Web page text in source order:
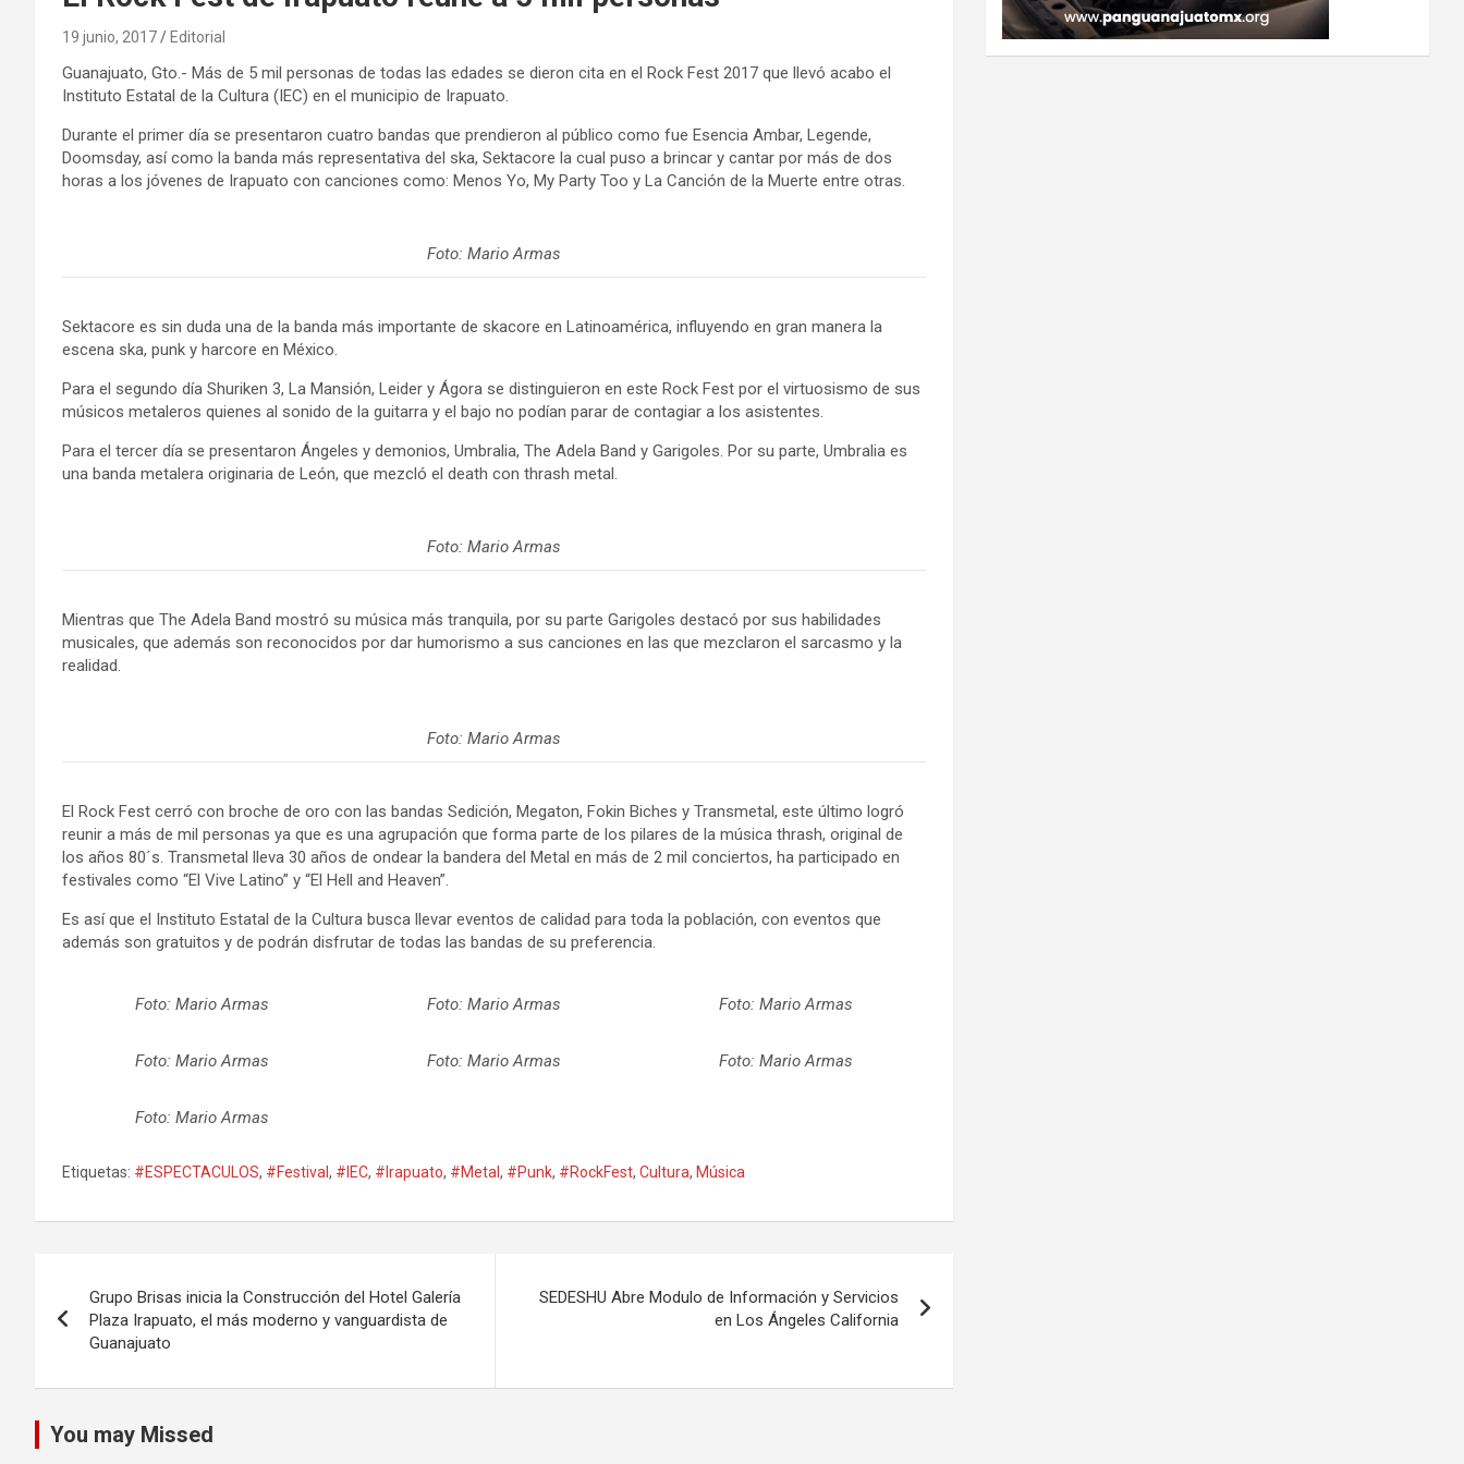
19 junio, 2017 Editorial
Guanajuato, Gto.- Más de 5 mil personas de todas las edades se dieron cita en el Rock Fest 2017 que llevó acabo el
Instituto Estatal de la Cultura (IEC) en el municipio de Irapuato.
Durante el primer día se presentaron cuatro bandas que prendieron al público como fue Esencia Ambar, Legende,
Doomsday, así como la banda más representativa del ska, Sektacore la cual puso a brincar y cantar por más de dos
horas a los jóvenes de Irapuato con canciones como: Menos Yo, My Party Too y La Canción de la Muerte entre otras.
Foto: Mario Armas
Sektacore es sin duda una de la banda más importante de skacore en Latinoamérica, influyendo en gran manera la
escena ska, punk y harcore en México.
Para el segundo día Shuriken 3, La Mansión, Leider y Ágora se distinguieron en este Rock Fest por el virtuosismo de sus
músicos metaleros quienes al sonido de la guitarra y el bajo no podían parar de contagiar a los asistentes.
Para el tercer día se presentaron Ángeles y demonios, Umbralia, The Adela Band y Garigoles. Por su parte, Umbralia es
una banda metalera originaria de León, que mezcló el death con thrash metal.
Foto: Mario Armas
Mientras que The Adela Band mostró su música más tranquila, por su parte Garigoles destacó por sus habilidades
musicales, que además son reconocidos por dar humorismo a sus canciones en las que mezclaron el sarcasmo y la
realidad.
Foto: Mario Armas
El Rock Fest cerró con broche de oro con las bandas Sedición, Megaton, Fokin Biches y Transmetal, este último logró
reunir a más de mil personas ya que es una agrupación que forma parte de los pilares de la música thrash, original de
los años 80´s. Transmetal lleva 30 años de ondear la bandera del Metal en más de 2 mil conciertos, ha participado en
festivales como “El Vive Latino” y “El Hell and Heaven”.
Es así que el Instituto Estatal de la Cultura busca llevar eventos de calidad para toda la población, con eventos que
además son gratuitos y de podrán disfrutar de todas las bandas de su preferencia.
Foto: Mario Armas Foto: Mario Armas Foto: Mario Armas
Foto: Mario Armas Foto: Mario Armas Foto: Mario Armas
Foto: Mario Armas
Etiquetas: #ESPECTACULOS, #Festival , #IEC, #Irapuato, #Metal , #Punk, #RockFest, Cultura, Música
de
entradas
Grupo Brisas inicia la Construcción del Hotel Galería
Plaza Irapuato, el más moderno y vanguardista de
Guanajuato
SEDESHU Abre Modulo de Información y Servicios
en Los Ángeles California
You may Missed